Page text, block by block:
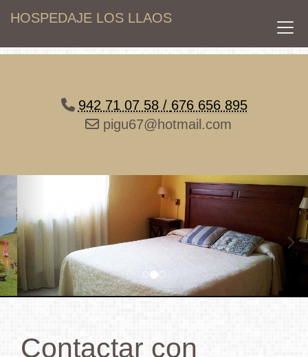
HOSPEDAJE LOS LLAOS
942 71 07 58 / 676 656 895
pigu67@hotmail.com
Contactar con